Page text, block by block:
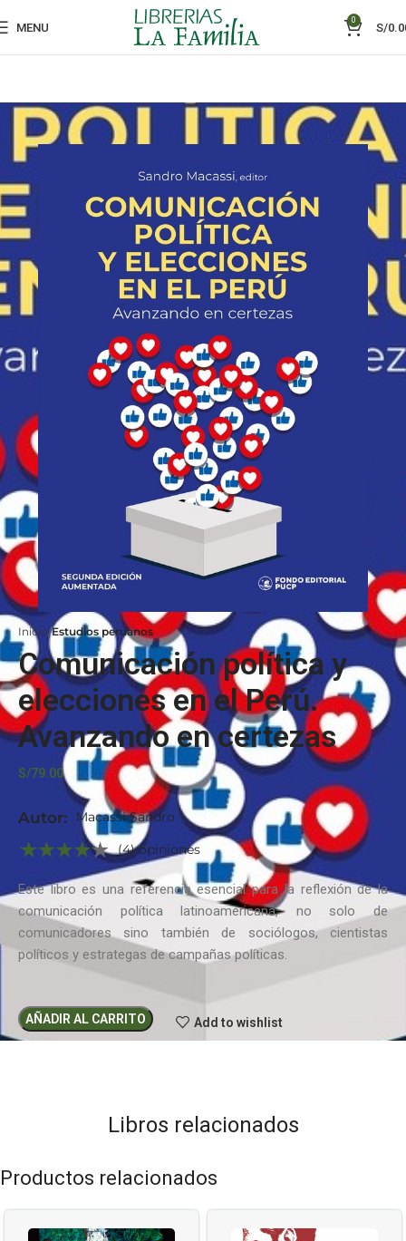
MENU
0
S/
Inicio Estudios peruanos
Comunicación política y
elecciones en el Perú.
Avanzando en certezas
S/79.00
Autor:
Macassi Sandro
(4) opiniones
Este libro es una referencia esencial para la reflexión de la
comunicación política latinoamericana, no solo de
comunicadores sino también de sociólogos, cientistas
políticos y estrategas de campañas políticas.
AÑADIR AL CARRITO Add to wishlist
Libros relacionados
Productos relacionados